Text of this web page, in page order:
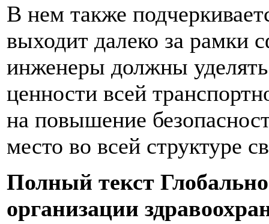
В нем также
выходит далеко за рамки
инженеры должны уделять
ценности всей
на повышение
место во всей структуре
Полный текст
организации